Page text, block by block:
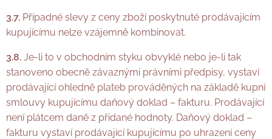
3.7. Případné slevy z ceny zboží poskytnuté prodávajícím
kupujícímu nelze vzájemně kombinovat.
3.8. Je-li to v obchodním styku obvyklé nebo je-li tak
stanoveno obecně závaznými právními předpisy, vystaví
prodávající ohledně plateb prováděných na základě kupní
smlouvy kupujícímu daňový doklad – fakturu. Prodávající
neníplátcem daně z přidané hodnoty. Daňový doklad –
fakturu vystaví prodávající kupujícímu po uhrazení ceny